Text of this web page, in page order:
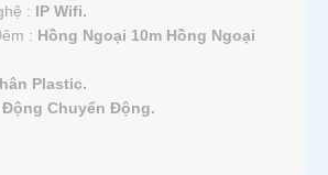
: IP Wifi.
: Hồng Ngoại 10m Hồng Ngoại
Plastic.
Động Chuyển Động.